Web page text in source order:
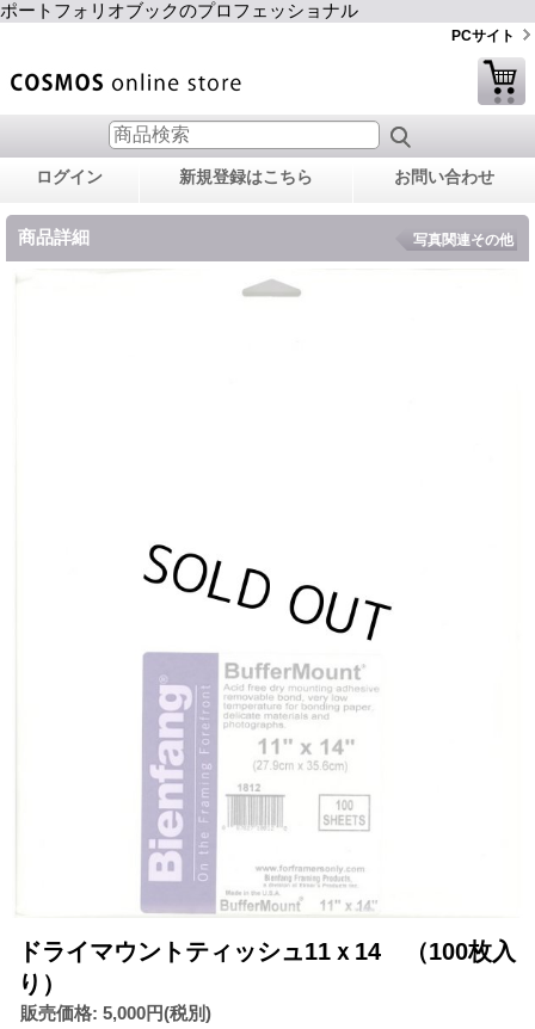
ポートフォリオブックのプロフェッショナル
PCサイト
ログイン 新規登録はこちら お問い合わせ
商品詳細 写真関連その他
ドライマウントティッシュ11ｘ14 （100枚入
り）
販売価格: 5,000円(税別)